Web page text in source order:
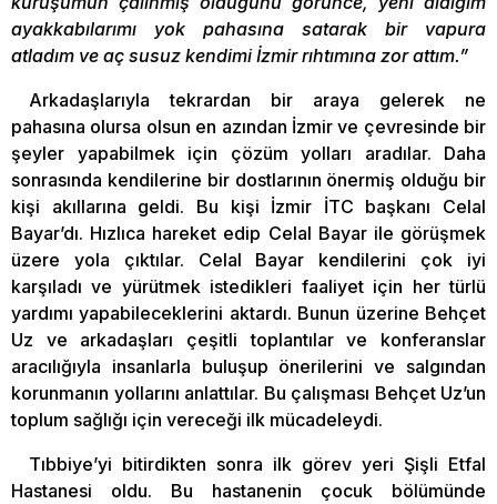
ayakkabılarımı yok pahasına satarak bir vapura
atladım ve aç susuz kendimi İzmir rıhtımına zor attım.”
Arkadaşlarıyla tekrardan bir araya gelerek ne
pahasına olursa olsun en azından İzmir ve çevresinde bir
şeyler yapabilmek için çözüm yolları aradılar. Daha
sonrasında kendilerine bir dostlarının önermiş olduğu bir
kişi akıllarına geldi. Bu kişi İzmir İTC başkanı Celal
Bayar’dı. Hızlıca hareket edip Celal Bayar ile görüşmek
üzere yola çıktılar. Celal Bayar kendilerini çok iyi
karşıladı ve yürütmek istedikleri faaliyet için her türlü
yardımı yapabileceklerini aktardı. Bunun üzerine Behçet
Uz ve arkadaşları çeşitli toplantılar ve konferanslar
aracılığıyla insanlarla buluşup önerilerini ve salgından
korunmanın yollarını anlattılar. Bu çalışması Behçet Uz’un
toplum sağlığı için vereceği ilk mücadeleydi.
Tıbbiye’yi bitirdikten sonra ilk görev yeri Şişli Etfal
Hastanesi oldu. Bu hastanenin çocuk bölümünde